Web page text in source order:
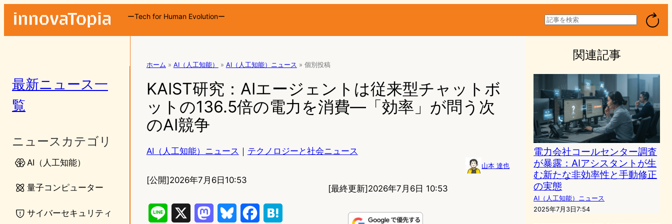
ーTech for Human Evolutionー
検
索
最新ニュース一
覧
ニュースカテゴリ
AI（人工知能）
量子コンピューター
サイバーセキュリティ
ホーム » AI（人工知能） » AI（人工知能）ニュース » 個別投稿
KAIST研究：AIエージェントは従来型チャットボ
ットの136.5倍の電力を消費—「効率」が問う次
のAI競争
AI（人工知能）ニュース ｜ テクノロジーと社会ニュース
山本 達也
[公開]2026年7月6日10:53
[最終更新]2026年7月6日 10:53
関連記事
電力会社コールセンター調査
が暴露：AIアシスタントが生
む新たな非効率性と手動修正
の実態
AI（人工知能）ニュース
2025年7月3日7:54